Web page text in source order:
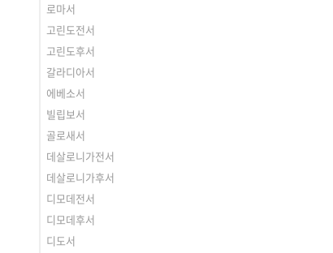
로마서
고린도전서
고린도후서
갈라디아서
에베소서
빌립보서
골로새서
데살로니가전서
데살로니가후서
디모데전서
디모데후서
디도서